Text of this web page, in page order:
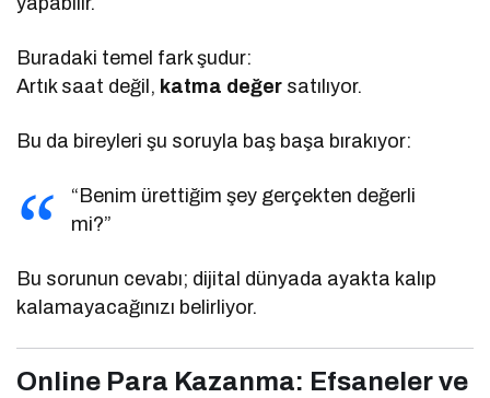
Buradaki temel fark şudur:
Artık saat değil, katma değer satılıyor.
Bu da bireyleri şu soruyla baş başa bırakıyor:
“Benim ürettiğim şey gerçekten değerli
mi?”
Bu sorunun cevabı; dijital dünyada ayakta kalıp
kalamayacağınızı belirliyor.
Online Para Kazanma: Efsaneler ve